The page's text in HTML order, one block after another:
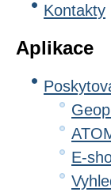
Kontakty
Aplikace
E-